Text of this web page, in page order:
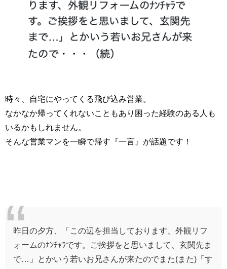
時々、自宅にやってくる飛び込み営業。
なかなか帰ってくれないこともあり困った経験のある人も
いるかもしれません。
そんな営業マンを一瞬で帰す『一言』が話題です！
昨日の夕方、「この辺を担当しております、外観リフ
ォームのﾅﾝﾁｬﾗです。ご挨拶をと思いまして、玄関先ま
で…」とかいう若いお兄さんが来たのでまた(また)「す